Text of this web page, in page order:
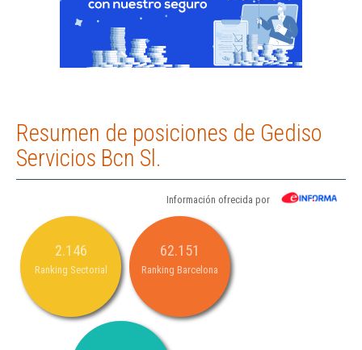
Resumen de posiciones de Gediso
Servicios Bcn Sl.
Información ofrecida por
2.146
Ranking Sectorial
62.151
Ranking Barcelona